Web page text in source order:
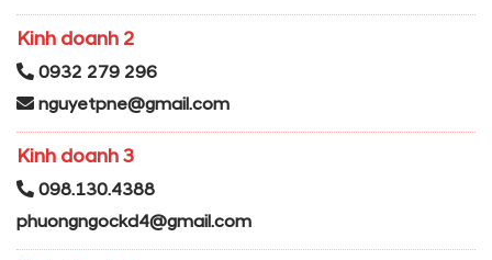
Kinh doanh 2
0932 279 296
nguyetpne@gmail.com
Kinh doanh 3
098.130.4388
phuongngockd4@gmail.com